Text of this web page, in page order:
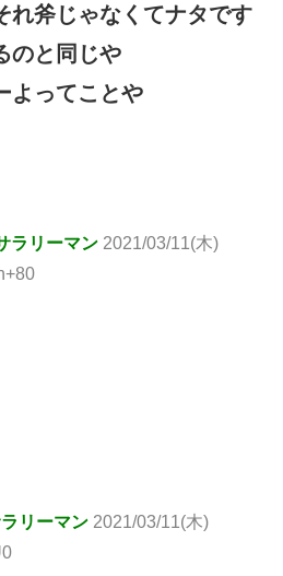
れ斧じゃなくてナタです
のと同じや
よってことや
ラリーマン 2021/03/11(木)
リーマン 2021/03/11(木)